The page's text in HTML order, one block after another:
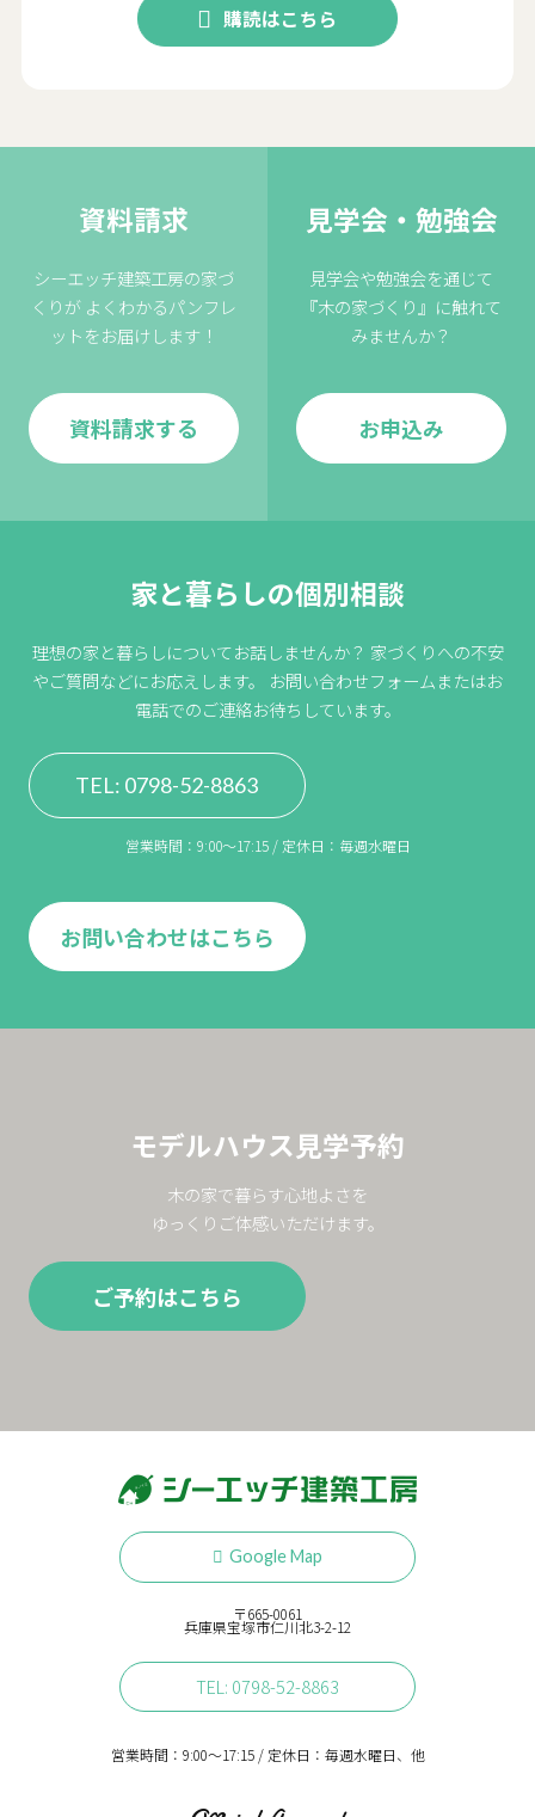
購読はこちら
資料請求
シーエッチ建築工房の家づ
くりが よくわかるパンフレ
ットをお届けします！
資料請求する
見学会・勉強会
見学会や勉強会を通じて
『木の家づくり』に触れて
みませんか？
お申込み
家と暮らしの個別相談
理想の家と暮らしについてお話しませんか？ 家づくりへの不安
やご質問などにお応えします。
お問い合わせフォームまたはお
電話でのご連絡お待ちしています。
TEL: 0798-52-8863
営業時間：9:00〜17:15 / 定休日：毎週水曜日
お問い合わせはこちら
モデルハウス見学予約
木の家で暮らす心地よさを
ゆっくりご体感いただけます。
ご予約はこちら
〒665-0061
兵庫県宝塚市仁川北3-2-12
Google Map
TEL: 0798-52-8863
営業時間：9:00〜17:15 / 定休日：毎週水曜日、他